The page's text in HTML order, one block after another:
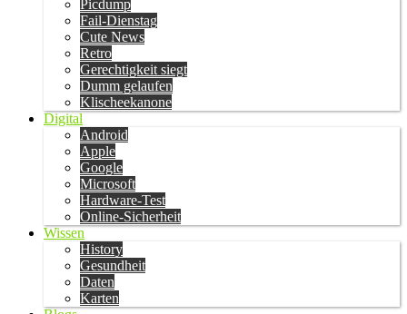
Picdump
Fail-Dienstag
Cute News
Retro
Gerechtigkeit siegt
Dumm gelaufen
Klischeekanone
Digital
Android
Apple
Google
Microsoft
Hardware-Test
Online-Sicherheit
Wissen
History
Gesundheit
Daten
Karten